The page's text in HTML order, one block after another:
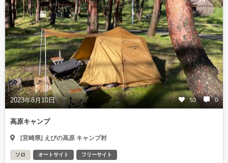
2023年8月10日 53 0
高原キャンプ
[宮崎県] えびの高原 キャンプ村
ソロ オートサイト フリーサイト